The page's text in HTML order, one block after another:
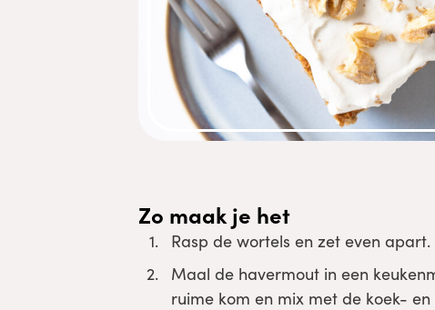
Zo maak je het
Rasp de wortels en zet even apart.
Maal de havermout in een
ruime kom en mix met de koek-